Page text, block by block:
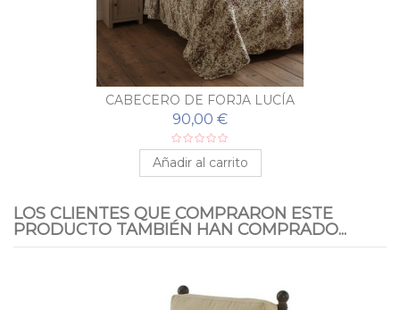
CABECERO DE FORJA LUCÍA
90,00 €
Añadir al carrito
LOS CLIENTES QUE COMPRARON ESTE
PRODUCTO TAMBIÉN HAN COMPRADO...